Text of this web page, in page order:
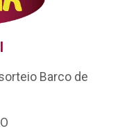
Barco de